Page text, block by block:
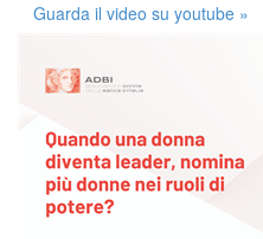
Guarda il video su youtube »